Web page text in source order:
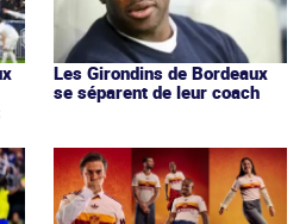
Les Girondins de Bordeaux
se séparent de leur coach